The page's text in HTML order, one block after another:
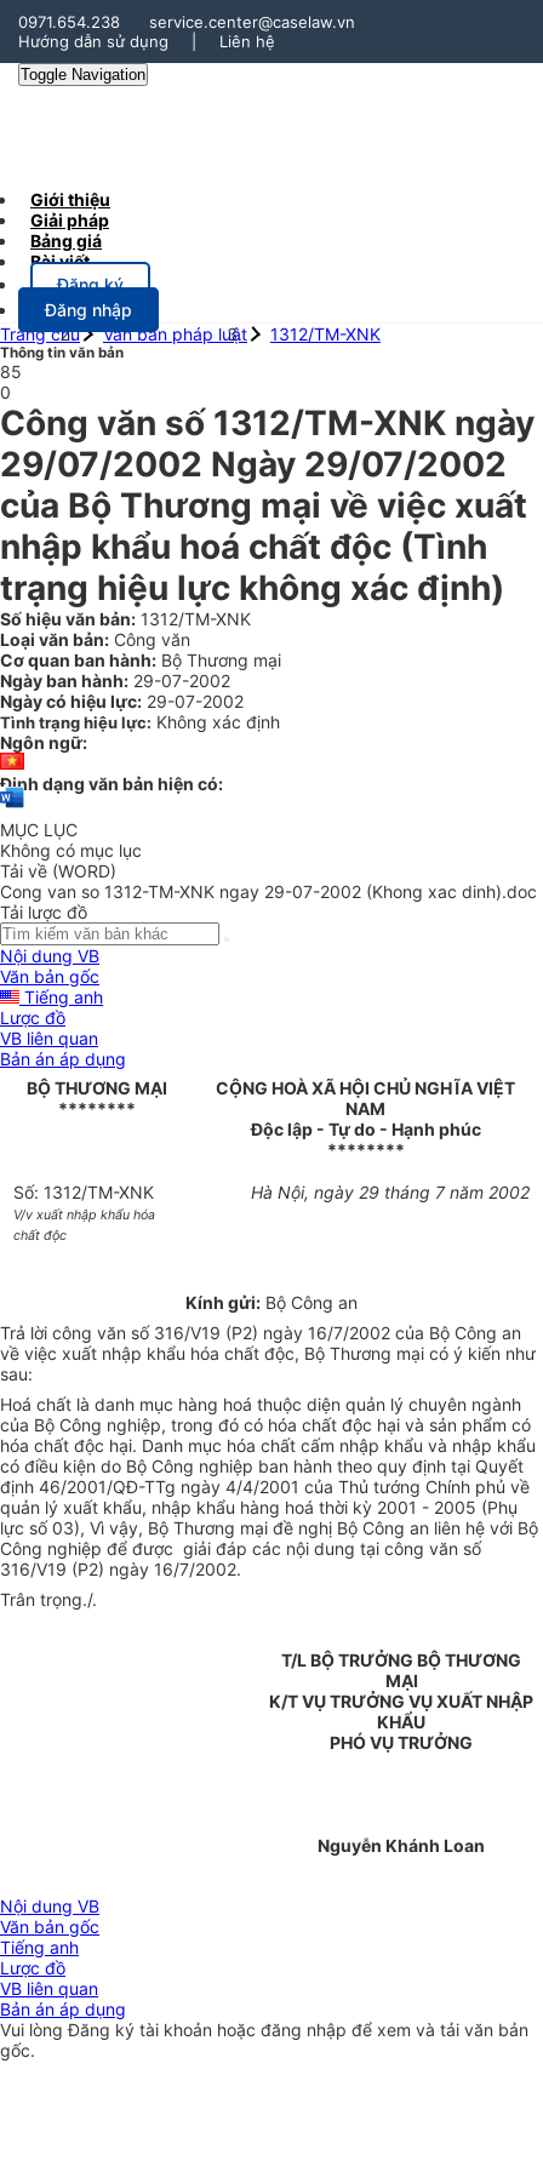
0971.654.238
service.center@caselaw.vn
Hướng dẫn sử dụng
Liên hệ
Toggle Navigation
Giới thiệu
Giải pháp
Bảng giá
Bài viết
Đăng ký
Đăng nhập
Trang chủ
Văn bản pháp luật 1312/TM-XNK
Thông tin văn bản
85
0
Công văn số 1312/TM-XNK ngày
29/07/2002 Ngày 29/07/2002
của Bộ Thương mại về việc xuất
nhập khẩu hoá chất độc (Tình
trạng hiệu lực không xác định)
Số hiệu văn bản: 1312/TM-XNK
Loại văn bản: Công văn
Cơ quan ban hành: Bộ Thương mại
Ngày ban hành: 29-07-2002
Ngày có hiệu lực: 29-07-2002
Tình trạng hiệu lực: Không xác định
Ngôn ngữ:
Định dạng văn bản hiện có:
MỤC LỤC
Không có mục lục
Tải về (WORD)
Cong van so 1312-TM-XNK ngay 29-07-2002 (Khong xac dinh).doc
Tải lược đồ
Nội dung VB
Văn bản gốc
Tiếng anh
Lược đồ
VB liên quan
Bản án áp dụng
BỘ THƯƠNG MẠI
********
CỘNG HOÀ XÃ HỘI CHỦ NGHĨA VIỆT
NAM
Độc lập - Tự do - Hạnh phúc
********
Số: 1312/TM-XNK
V/v xuất nhập khẩu hóa
chất độc
Hà Nội, ngày 29 tháng 7 năm 2002
Kính gửi: Bộ Công an
Trả lời công văn số 316/V19 (P2) ngày 16/7/2002 của Bộ Công an
về việc xuất nhập khẩu hóa chất độc, Bộ Thương mại có ý kiến như
sau:
Hoá chất là danh mục hàng hoá thuộc diện quản lý chuyên ngành
của Bộ Công nghiệp, trong đó có hóa chất độc hại và sản phẩm có
hóa chất độc hại. Danh mục hóa chất cấm nhập khẩu và nhập khẩu
có điều kiện do Bộ Công nghiệp ban hành theo quy định tại Quyết
định 46/2001/QĐ-TTg ngày 4/4/2001 của Thủ tướng Chính phủ về
quản lý xuất khẩu, nhập khẩu hàng hoá thời kỳ 2001 - 2005 (Phụ
lực số 03), Vì vậy, Bộ Thương mại đề nghị Bộ Công an liên hệ với Bộ
Công nghiệp để được giải đáp các nội dung tại công văn số
316/V19 (P2) ngày 16/7/2002.
Trân trọng./.
T/L BỘ TRƯỞNG BỘ THƯƠNG
MẠI
K/T VỤ TRƯỞNG VỤ XUẤT NHẬP
KHẨU
PHÓ VỤ TRƯỞNG
Nguyễn Khánh Loan
Nội dung VB
Văn bản gốc
Tiếng anh
Lược đồ
VB liên quan
Bản án áp dụng
Vui lòngĐăng ký tài khoản hoặc đăng nhập để xem và tải văn bản
gốc.